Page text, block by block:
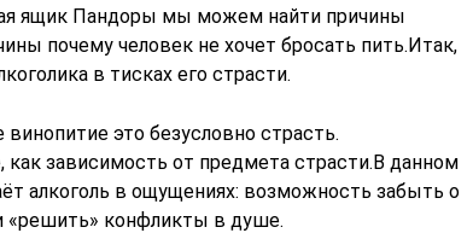
ящик Пандоры мы можем найти причины
почему человек не хочет бросать пить.Итак,
в тисках его страсти.
это безусловно страсть.
как зависимость от предмета страсти.В данном
алкоголь в ощущениях: возможность забыть о
«решить» конфликты в душе.